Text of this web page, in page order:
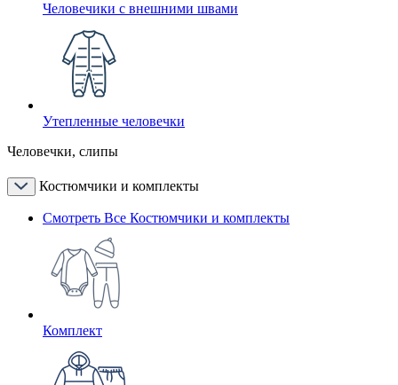
Человечики с внешними швами
Утепленные человечки
Человечки, слипы
Костюмчики и комплекты
Смотреть Все Костюмчики и комплекты
Комплект